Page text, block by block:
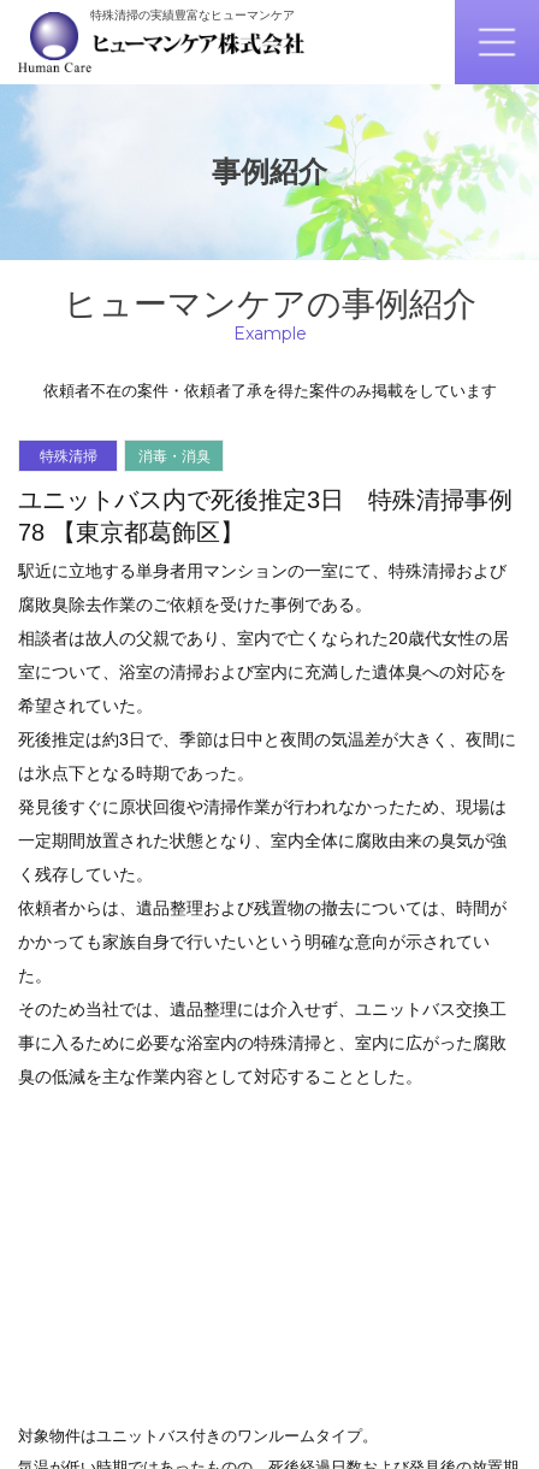
特殊清掃の実績豊富なヒューマンケア
事例紹介
ヒューマンケアの事例紹介
Example
依頼者不在の案件・依頼者了承を得た案件のみ掲載をしています
特殊清掃 消毒・消臭
ユニットバス内で死後推定3日 特殊清掃事例
78 【東京都葛飾区】
駅近に立地する単身者用マンションの一室にて、特殊清掃および
腐敗臭除去作業のご依頼を受けた事例である。
相談者は故人の父親であり、室内で亡くなられた20歳代女性の居
室について、浴室の清掃および室内に充満した遺体臭への対応を
希望されていた。
死後推定は約3日で、季節は日中と夜間の気温差が大きく、夜間に
は氷点下となる時期であった。
発見後すぐに原状回復や清掃作業が行われなかったため、現場は
一定期間放置された状態となり、室内全体に腐敗由来の臭気が強
く残存していた。
依頼者からは、遺品整理および残置物の撤去については、時間が
かかっても家族自身で行いたいという明確な意向が示されてい
た。
そのため当社では、遺品整理には介入せず、ユニットバス交換工
事に入るために必要な浴室内の特殊清掃と、室内に広がった腐敗
臭の低減を主な作業内容として対応することとした。
対象物件はユニットバス付きのワンルームタイプ。